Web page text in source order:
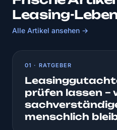
Leasing-
Alle Artikel ansehen →
01 · RATGEBER
prüfen lassen –
menschlich